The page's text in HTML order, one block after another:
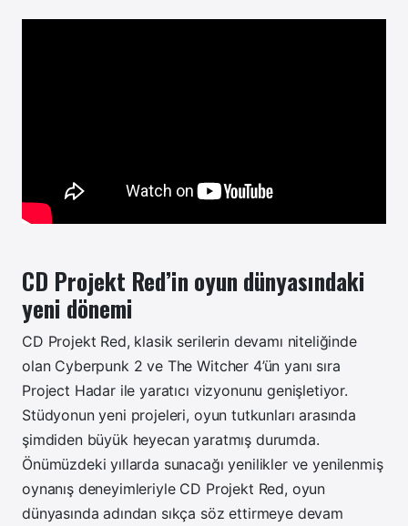
CD Projekt Red’in oyun dünyasındaki
yeni dönemi
CD Projekt Red, klasik serilerin devamı niteliğinde
olan Cyberpunk 2 ve The Witcher 4’ün yanı sıra
Project Hadar ile yaratıcı vizyonunu genişletiyor.
Stüdyonun yeni projeleri, oyun tutkunları arasında
şimdiden büyük heyecan yaratmış durumda.
Önümüzdeki yıllarda sunacağı yenilikler ve yenilenmiş
oynanış deneyimleriyle CD Projekt Red, oyun
dünyasında adından sıkça söz ettirmeye devam